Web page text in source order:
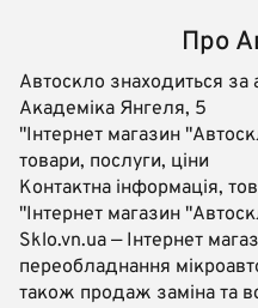
Про
Автоскло знаходиться
Академіка Янгеля, 5
"Інтернет магазин
товари, послуги, ціни
Контактна інформація,
"Інтернет магазин
Sklo.vn.ua — Інтернет
переобладнання
також продаж заміна та